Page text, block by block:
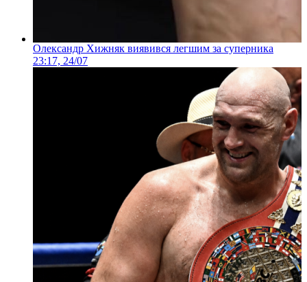
Олександр Хижняк виявився легшим за суперника
23:17, 24/07